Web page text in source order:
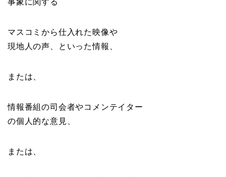
事象に関する
マスコミから仕入れた映像や
現地人の声、といった情報、
または、
情報番組の司会者やコメンテイター
の個人的な意見、
または、